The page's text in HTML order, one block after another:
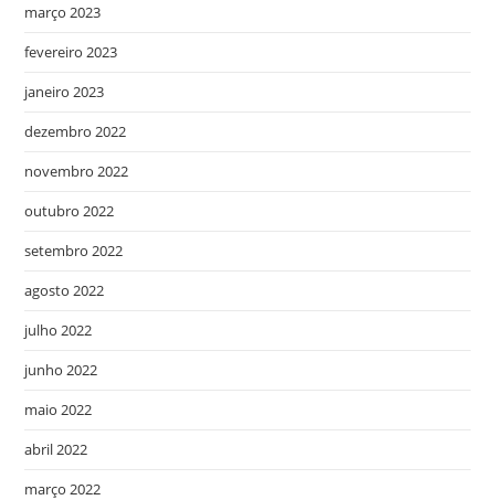
março 2023
fevereiro 2023
janeiro 2023
dezembro 2022
novembro 2022
outubro 2022
setembro 2022
agosto 2022
julho 2022
junho 2022
maio 2022
abril 2022
março 2022